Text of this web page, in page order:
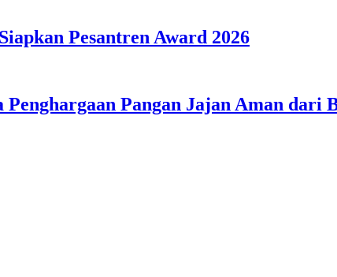
Pesantren Award 2026
Pangan Jajan Aman dari